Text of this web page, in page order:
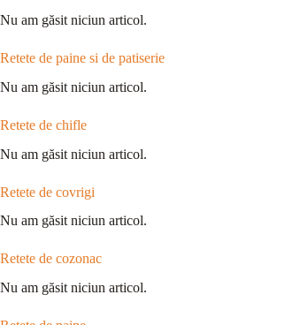
Nu am găsit niciun articol.
Retete de paine si de patiserie
Nu am găsit niciun articol.
Retete de chifle
Nu am găsit niciun articol.
Retete de covrigi
Nu am găsit niciun articol.
Retete de cozonac
Nu am găsit niciun articol.